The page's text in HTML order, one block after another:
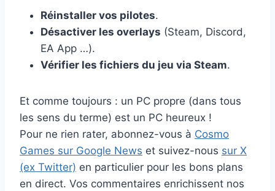
Réinstaller vos pilotes.
Désactiver les overlays (Steam, Discord,
EA App …).
Vérifier les fichiers du jeu via Steam.
Et comme toujours : un PC propre (dans tous
les sens du terme) est un PC heureux !
Pour ne rien rater, abonnez-vous à Cosmo
Games sur Google News et suivez-nous sur X
(ex Twitter) en particulier pour les bons plans
en direct. Vos commentaires enrichissent nos